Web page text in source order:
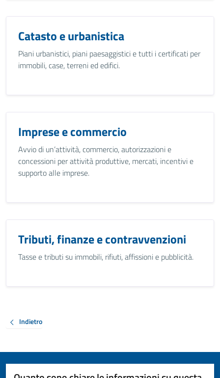
Catasto e urbanistica
Piani urbanistici, piani paesaggistici e tutti i certificati per
immobili, case, terreni ed edifici.
Imprese e commercio
Avvio di un’attività, commercio, autorizzazioni e
concessioni per attività produttive, mercati, incentivi e
supporto alle imprese.
Tributi, finanze e contravvenzioni
Tasse e tributi su immobili, rifiuti, affissioni e pubblicità.
Indietro